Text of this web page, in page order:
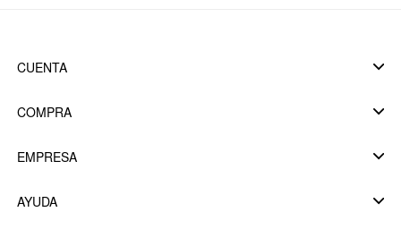
CUENTA
COMPRA
EMPRESA
AYUDA